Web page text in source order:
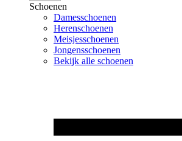
Schoenen
Damesschoenen
Herenschoenen
Meisjesschoenen
Jongensschoenen
Bekijk alle schoenen